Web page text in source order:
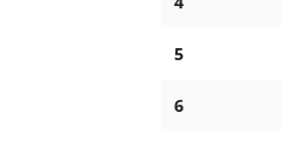
5
6